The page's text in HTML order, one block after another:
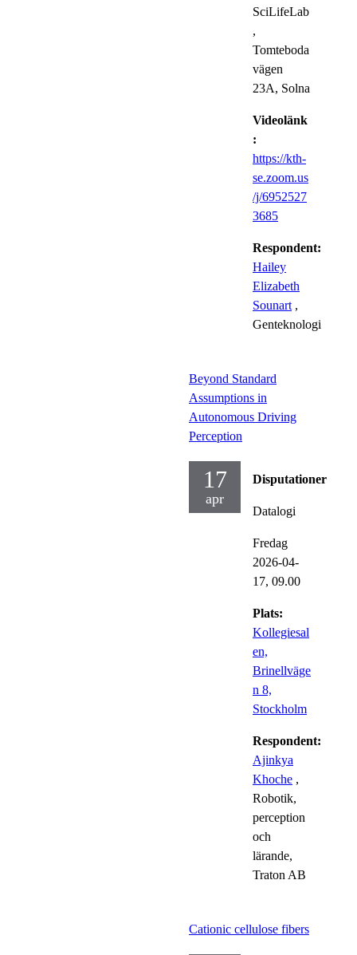
SciLifeLab
,
Tomteboda
vägen
23A, Solna
Videolänk
:
https://kth-
se.zoom.us
/j/6952527
3685
Respondent:
Hailey
Elizabeth
Sounart ,
Genteknologi
Beyond Standard
Assumptions in
Autonomous Driving
Perception
17
apr
Disputationer
Datalogi
Fredag
2026-04-
17, 09.00
Plats:
Kollegiesal
en,
Brinellväge
n 8,
Stockholm
Respondent:
Ajinkya
Khoche ,
Robotik,
perception
och
lärande,
Traton AB
Cationic cellulose fibers